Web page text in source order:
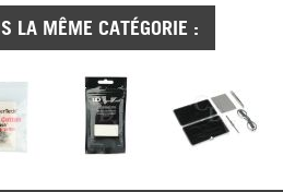
LA MÊME CATÉGORIE :